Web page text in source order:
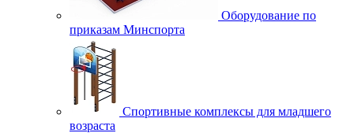
Оборудование по
приказам Минспорта
Спортивные комплексы для младшего
возраста